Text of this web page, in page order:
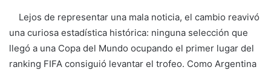
Lejos de representar una mala noticia, el cambio reavivó
una curiosa estadística histórica: ninguna selección que
llegó a una Copa del Mundo ocupando el primer lugar del
ranking FIFA consiguió levantar el trofeo. Como Argentina